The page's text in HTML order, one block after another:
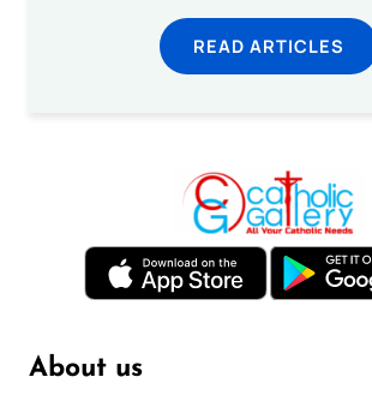
READ ARTICLES
About us